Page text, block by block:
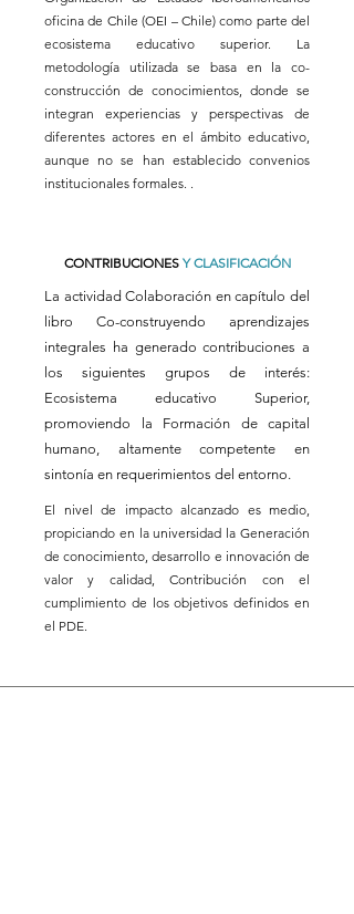
oficina de Chile (OEI – Chile) como parte del
ecosistema educativo superior. La
metodología utilizada se basa en la co-
construcción de conocimientos, donde se
integran experiencias y perspectivas de
diferentes actores en el ámbito educativo,
aunque no se han establecido convenios
institucionales formales. .
CONTRIBUCIONES Y CLASIFICACIÓN
La actividad Colaboración en capítulo del
libro Co-construyendo aprendizajes
integrales ha generado contribuciones a
los siguientes grupos de interés:
Ecosistema educativo Superior,
promoviendo la Formación de capital
humano, altamente competente en
sintonía en requerimientos del entorno.
El nivel de impacto alcanzado es medio,
propiciando en la universidad la Generación
de conocimiento, desarrollo e innovación de
valor y calidad, Contribución con el
cumplimiento de los objetivos definidos en
el PDE.